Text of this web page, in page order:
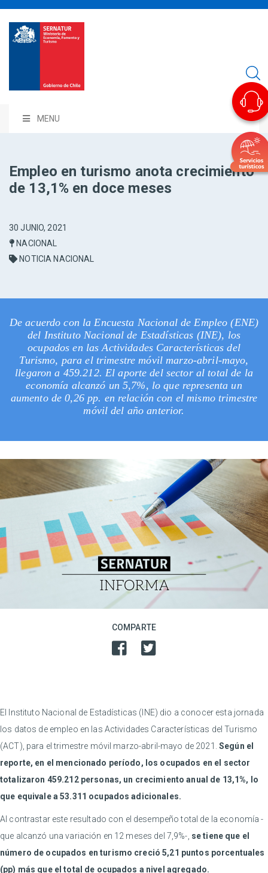
MENU
Empleo en turismo anota crecimiento
de 13,1% en doce meses
30 JUNIO, 2021
NACIONAL
NOTICIA NACIONAL
De acuerdo con la Encuesta Nacional de Empleo (ENE)
del Instituto Nacional de Estadísticas (INE), los
ocupados en las Actividades Características del
Turismo, para el trimestre móvil marzo-abril-mayo,
llegaron a 459.212. El aporte del sector al total de la
economía alcanzó un 5,7%, lo que representa un
aumento de 0,26 pp. en relación con el mismo trimestre
móvil del año anterior.
COMPARTE
El Instituto Nacional de Estadísticas (INE) dio a conocer esta jornada
los datos de empleo en las Actividades Características del Turismo
(ACT), para el trimestre móvil marzo-abril-mayo de 2021. Según el
reporte, en el mencionado período, los ocupados en el sector
totalizaron 459.212 personas, un crecimiento anual de 13,1%, lo
que equivale a 53.311 ocupados adicionales.
Al contrastar este resultado con el desempeño total de la economía -
que alcanzó una variación en 12 meses del 7,9%-, se tiene que el
número de ocupados en turismo creció 5,21 puntos porcentuales
(pp) más que el total de ocupados a nivel agregado.